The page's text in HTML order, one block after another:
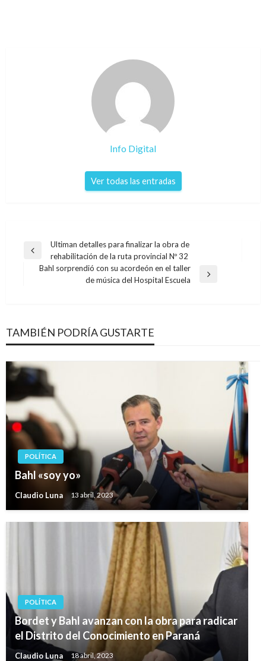
Info Digital
Ver todas las entradas
Navegación
Entrada
anterior
Ultiman detalles para finalizar la obra de
rehabilitación de la ruta provincial Nº 32
Bahl sorprendió con su acordeón en el taller
de música del Hospital Escuela
TAMBIÉN PODRÍA GUSTARTE
POLÍTICA
Bahl «soy yo»
Claudio Luna 13 abril, 2023
POLÍTICA
Bordet y Bahl avanzan con la obra para radicar
el Distrito del Conocimiento en Paraná
Claudio Luna 18 abril, 2023